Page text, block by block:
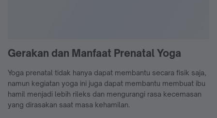
Gerakan dan Manfaat Prenatal Yoga
Yoga prenatal tidak hanya dapat membantu secara fisik saja,
namun kegiatan yoga ini juga dapat membantu membuat ibu
hamil menjadi lebih rileks dan mengurangi rasa kecemasan
yang dirasakan saat masa kehamilan.